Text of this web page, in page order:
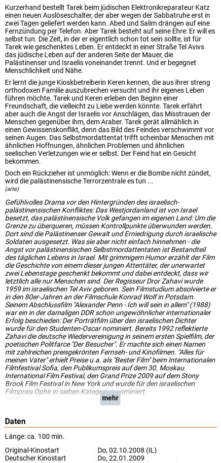
Kurzerhand bestellt Tarek beim jüdischen Elektronikreparateur Katz
einen neuen Auslöseschalter, der aber wegen der Sabbatruhe erst in
zwei Tagen geliefert werden kann. Abed und Salim drängen auf eine
Fernzündung per Telefon. Aber Tarek besteht auf seine Ehre: Er will es
selbst tun. Die Zeit, in der er eigentlich schon tot sein sollte, ist für
Tarek wie geschenktes Leben. Er entdeckt in einer Straße Tel Avivs
das jüdische Leben auf der anderen Seite der Mauer, die
Palästinenser und Israelis voneinander trennt. Und er begegnet
Menschlichkeit und Nähe.
Er lernt die junge Kioskbetreiberin Keren kennen, die aus ihrer streng
orthodoxen Familie auszubrechen versucht und ihr eigenes Leben
führen möchte. Tarek und Keren erleben den Beginn einer
Freundschaft, die vielleicht zu Liebe werden könnte. Tarek erfährt
aber auch die Angst der Israelis vor Anschlägen, das Misstrauen der
Menschen gegenüber ihm, dem Araber. Tarek gerät allmählich in
einen Gewissenskonflikt, denn das Bild des Feindes verschwimmt vor
seinen Augen. Das Selbstmordattentat trifft scheinbar Menschen mit
ähnlichen Hoffnungen, ähnlichen Problemen und ähnlichen
seelischen Verletzungen wie er selbst. Der Feind hat ein Gesicht
bekommen.
Doch ein Rückzieher ist unmöglich: Wenn er die Bombe nicht zündet,
wird die palästinensische Terrorzentrale es tun ...
(arte)
Gefühlvolles Drama vor den Hintergründen des israelisch-
palästinensischen Konfliktes: Das Westjordanland ist von Israel
besetzt, das palästinensische Volk gefangen im eigenen Land: Um die
Grenze zu überqueren, müssen Kontrollpunkte überwunden werden.
Dort sind die Palästinenser Gewalt und Erniedrigung durch israelische
Soldaten ausgesetzt. Was sie aber nicht einfach hinnehmen - die
Angst vor palästinensischen Selbstmordattentaten ist Bestandteil
des täglichen Lebens in Israel. Mit grimmigem Humor erzählt der Film
die Geschichte von einem dieser jungen Attentäter, der unerwartet
zwei Lebenstage geschenkt bekommt und dabei entdeckt, dass wir
letztlich alle nur Menschen sind. Der Regisseur Dror Zahavi wurde
1959 im israelischen Tel Aviv geboren. Sein Filmstudium absolvierte er
in den 80er-Jahren an der Filmschule Konrad Wolf in Potsdam.
Seinem Abschlussfilm "Alexander Penn - Ich will sein in allem" (1988)
war ein in der damaligen DDR schon ungewöhnlicher internationaler
Erfolg beschieden: Der Porträtfilm über den israelischen Dichter
wurde für den Studenten-Oscar nominiert. Bereits 1992 reflektierte
Zahavi die deutsche Wiedervereinigung in seinem ersten Spielfilm, der
poetischen Politfarce "Der Besucher". Er machte sich einen Namen
mit zahlreichen preisgekrönten Fernseh- und Kinofilmen. "Alles für
meinen Vater" erhielt Preise u.a. als "Bester Film" beim Internationalen
Filmfestival Sofia, den Publikumspreis auf dem 30. Moskau
International Film Festival, den Grand Prize 2009 auf dem Stony
Brook Film Festival in New York und wurde für den israelischen
Filmpreis Ophir in sieben Kategorien nominiert.
(NDR) mehr
Daten
Länge: ca. 100 min.
Original-Kinostart
Do, 02.10.2008 (IL)
Deutscher Kinostart
Do, 22.01.2009